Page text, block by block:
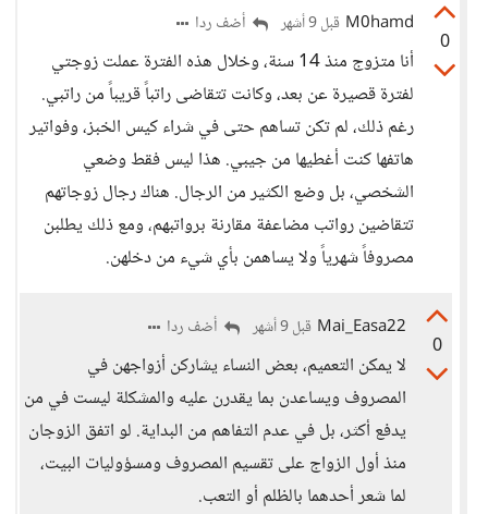
0
M0hamd قبل 9 أشهر أضف ردا
أنا متزوج منذ 14 سنة، وخلال هذه الفترة عملت زوجتي
لفترة قصيرة عن بعد، وكانت تتقاضى راتباً قريباً من راتبي.
رغم ذلك، لم تكن تساهم حتى في شراء كيس الخبز، وفواتير
هاتفها كنت أغطيها من جيبي. هذا ليس فقط وضعي
الشخصي، بل وضع الكثير من الرجال. هناك رجال زوجاتهم
تتقاضين رواتب مضاعفة مقارنة برواتبهم، ومع ذلك يطلبن
مصروفاً شهرياً ولا يساهمن بأي شيء من دخلهن.
0
Mai_Easa22 قبل 9 أشهر أضف ردا
لا يمكن التعميم، بعض النساء يشاركن أزواجهن في
المصروف ويساعدن بما يقدرن عليه والمشكلة ليست في من
يدفع أكثر، بل في عدم التفاهم من البداية. لو اتفق الزوجان
منذ أول الزواج على تقسيم المصروف ومسؤوليات البيت،
لما شعر أحدهما بالظلم أو التعب.